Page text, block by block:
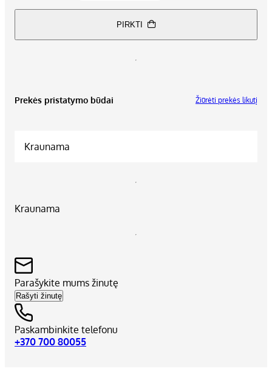
PIRKTI
Prekės pristatymo būdai Žiūrėti prekės likutį
Kraunama
Kraunama
Parašykite mums žinutę
Rašyti žinutę
Paskambinkite telefonu
+370 700 80055